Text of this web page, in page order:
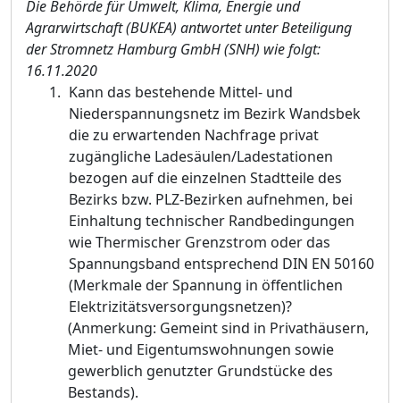
Die Behörde für Umwelt, Klima, Energie und
Agrarwirtschaft (BUKEA) antwortet unter Beteiligung
der Stromnetz Hamburg GmbH (SNH) wie folgt:
16.11.2020
Kann das bestehende Mittel- und
Niederspannungsnetz im Bezirk Wandsbek
die zu erwartenden Nachfrage privat
zugängliche Ladesäulen/Ladestationen
bezogen auf die einzelnen Stadtteile des
Bezirks bzw. PLZ-Bezirken aufnehmen, bei
Einhaltung technischer Randbedingungen
wie Thermischer Grenzstrom oder das
Spannungsband entsprechend DIN EN 50160
(Merkmale der Spannung in öffentlichen
Elektrizitätsversorgungsnetzen)?
(Anmerkung: Gemeintsind in Privathäusern,
Miet- und Eigentumswohnungen sowie
gewerblich genutzter Grundstücke des
Bestands).